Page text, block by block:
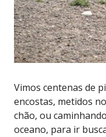
Vimos centenas de
encostas, metidos
chão, ou
oceano, para ir